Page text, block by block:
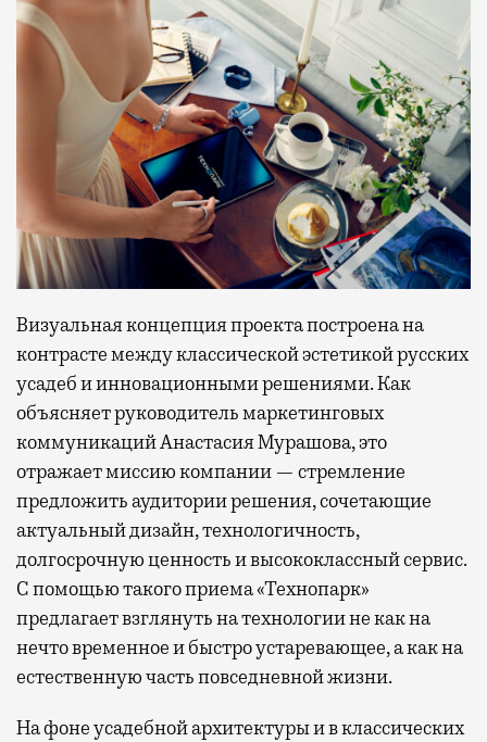
Визуальная концепция проекта построена на
контрасте между классической эстетикой русских
усадеб и инновационными решениями. Как
объясняет руководитель маркетинговых
коммуникаций Анастасия Мурашова, это
отражает миссию компании — стремление
предложить аудитории решения, сочетающие
актуальный дизайн, технологичность,
долгосрочную ценность и высококлассный сервис.
С помощью такого приема «Технопарк»
предлагает взглянуть на технологии не как на
нечто временное и быстро устаревающее, а как на
естественную часть повседневной жизни.
На фоне усадебной архитектуры и в классических